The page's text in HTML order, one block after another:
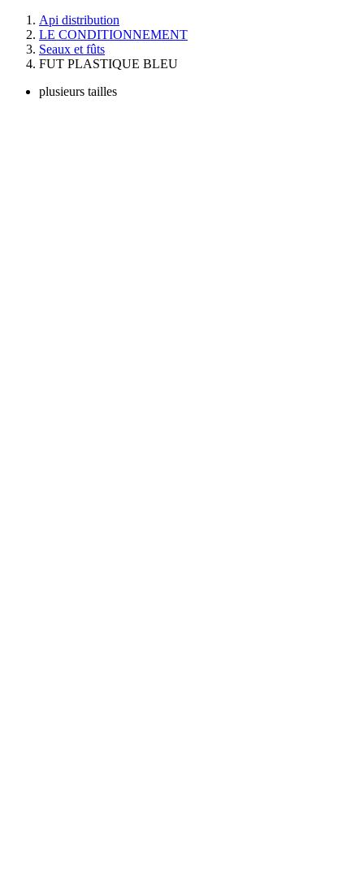
Api distribution
LE CONDITIONNEMENT
Seaux et fûts
FUT PLASTIQUE BLEU
plusieurs tailles